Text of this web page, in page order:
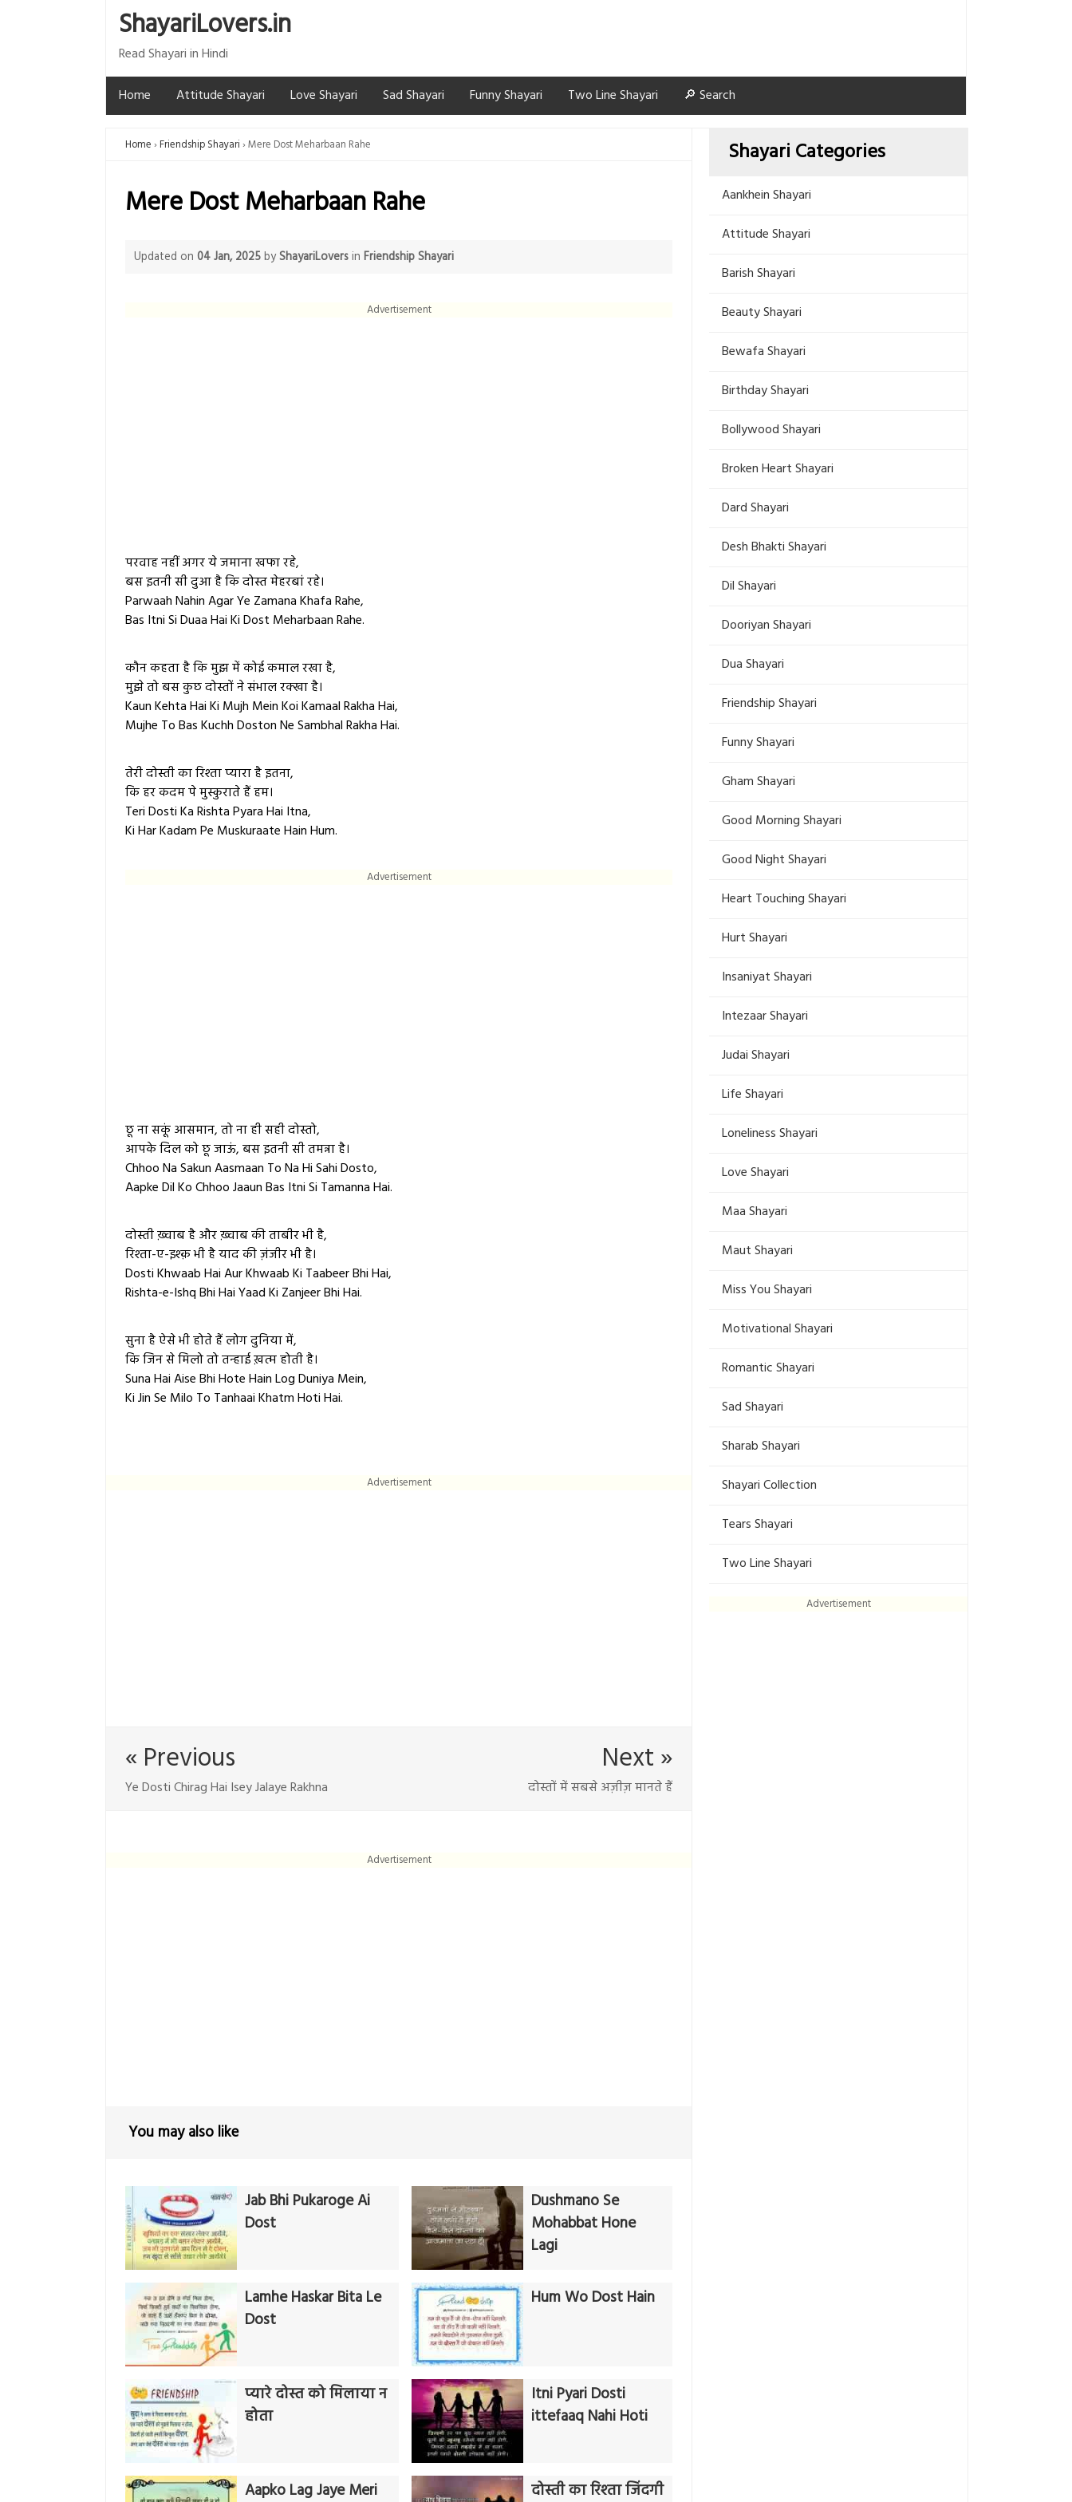
ShayariLovers.in
Read Shayari in Hindi
Home
Attitude Shayari Love Shayari Sad Shayari Funny Shayari Two Line Shayari 🔎 Search
Home Friendship Shayari Mere Dost Meharbaan Rahe
Mere Dost Meharbaan Rahe
Updated on 04 Jan, 2025byShayariLoversin Friendship Shayari
Advertisement
परवाह नहीं अगर ये जमाना खफा रहे,
बस इतनी सी दुआ है कि दोस्त मेहरबां रहे।
Parwaah Nahin Agar Ye Zamana Khafa Rahe,
Bas Itni Si Duaa Hai Ki Dost Meharbaan Rahe.
कौन कहता है कि मुझ में कोई कमाल रखा है,
मुझे तो बस कुछ दोस्तों ने संभाल रक्खा है।
Kaun Kehta Hai Ki Mujh Mein Koi Kamaal Rakha Hai,
Mujhe To Bas Kuchh Doston Ne Sambhal Rakha Hai.
तेरी दोस्ती का रिश्ता प्यारा है इतना,
कि हर कदम पे मुस्कुराते हैं हम।
Teri Dosti Ka Rishta Pyara Hai Itna,
Ki Har Kadam Pe Muskuraate Hain Hum.
Advertisement
छू ना सकूं आसमान, तो ना ही सही दोस्तो,
आपके दिल को छू जाऊं, बस इतनी सी तमन्ना है।
Chhoo Na Sakun Aasmaan To Na Hi Sahi Dosto,
Aapke Dil Ko Chhoo Jaaun Bas Itni Si Tamanna Hai.
दोस्ती ख़्वाब है और ख़्वाब की ताबीर भी है,
रिश्ता-ए-इश्क़ भी है याद की ज़ंजीर भी है।
Dosti Khwaab Hai Aur Khwaab Ki Taabeer Bhi Hai,
Rishta-e-Ishq Bhi Hai Yaad Ki Zanjeer Bhi Hai.
सुना है ऐसे भी होते हैं लोग दुनिया में,
कि जिन से मिलो तो तन्हाई ख़त्म होती है।
Suna Hai Aise Bhi Hote Hain Log Duniya Mein,
Ki Jin Se Milo To Tanhaai Khatm Hoti Hai.
Advertisement
Next »
दोस्तों में सबसे अज़ीज़ मानते हैं
« Previous
Ye Dosti Chirag Hai Isey Jalaye Rakhna
Advertisement
You may also like
Jab Bhi Pukaroge Ai
Dost
Dushmano Se
Mohabbat Hone
Lagi
Lamhe Haskar Bita Le
Dost
Hum Wo Dost Hain
प्यारे दोस्त को मिलाया न
होता
Itni Pyari Dosti
ittefaaq Nahi Hoti
Aapko Lag Jaye Meri
दोस्ती का रिश्ता जिंदगी
Shayari Categories
Aankhein Shayari
Attitude Shayari
Barish Shayari
Beauty Shayari
Bewafa Shayari
Birthday Shayari
Bollywood Shayari
Broken Heart Shayari
Dard Shayari
Desh Bhakti Shayari
Dil Shayari
Dooriyan Shayari
Dua Shayari
Friendship Shayari
Funny Shayari
Gham Shayari
Good Morning Shayari
Good Night Shayari
Heart Touching Shayari
Hurt Shayari
Insaniyat Shayari
Intezaar Shayari
Judai Shayari
Life Shayari
Loneliness Shayari
Love Shayari
Maa Shayari
Maut Shayari
Miss You Shayari
Motivational Shayari
Romantic Shayari
Sad Shayari
Sharab Shayari
Shayari Collection
Tears Shayari
Two Line Shayari
Advertisement